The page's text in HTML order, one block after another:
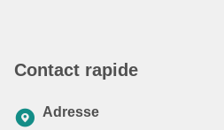
Contact rapide
Adresse